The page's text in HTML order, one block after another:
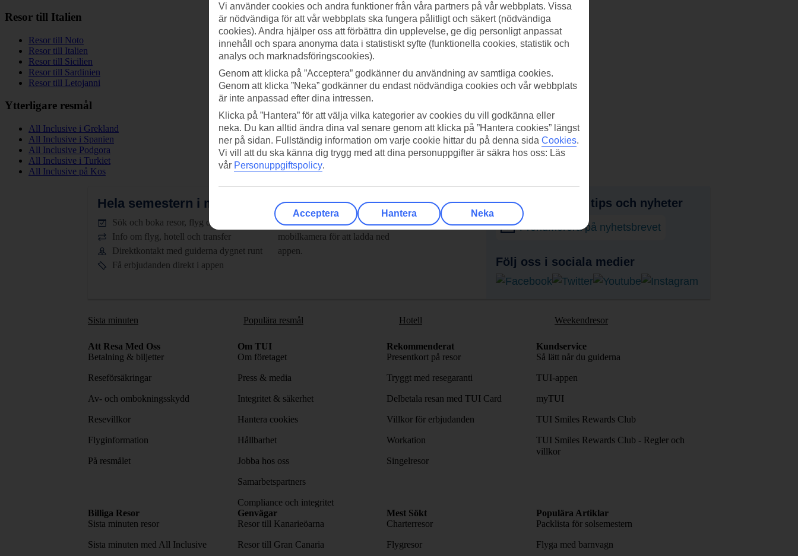
Resor till Italien
Resor till Noto
Resor till Italien
Resor till Sicilien
Resor till Sardinien
Resor till Letojanni
Ytterligare resmål
All Inclusive i Grekland
All Inclusive i Spanien
All Inclusive Podgora
All Inclusive i Turkiet
All Inclusive på Kos
Hela semestern i mobilen. Ladda ner TUI-appen idag!
Sök och boka resor, flyg och hotell
Info om flyg, hotell och transfer
Direktkontakt med guiderna dygnet runt
Få erbjudanden direkt i appen
Scanna QR-koden med din
mobilkamera för att ladda ned
appen.
Få erbjudanden, tips och nyheter
Prenumerera på nyhetsbrevet
Följ oss i sociala medier
Sista minuten Populära resmål Hotell Weekendresor
Att Resa Med Oss
Betalning & biljetter
Reseförsäkringar
Av- och ombokningsskydd
Resevillkor
Flyginformation
På resmålet
Om TUI
Om företaget
Press & media
Integritet & säkerhet
Hantera cookies
Hållbarhet
Jobba hos oss
Samarbetspartners
Compliance och integritet
Rekommenderat
Presentkort på resor
Tryggt med resegaranti
Delbetala resan med TUI Card
Villkor för erbjudanden
Workation
Singelresor
Kundservice
Så lätt når du guiderna
TUI-appen
myTUI
TUI Smiles Rewards Club
TUI Smiles Rewards Club - Regler och
villkor
Billiga Resor
Sista minuten resor
Sista minuten med All Inclusive
Genvägar
Resor till Kanarieöarna
Resor till Gran Canaria
Mest Sökt
Charterresor
Flygresor
Populära Artiklar
Packlista för solsemestern
Flyga med barnvagn
Vi använder cookies och andra funktioner från våra partners på vår webbplats. Vissa
är nödvändiga för att vår webbplats ska fungera pålitligt och säkert (nödvändiga
cookies). Andra hjälper oss att förbättra din upplevelse, ge dig personligt anpassat
innehåll och spara anonyma data i statistiskt syfte (funktionella cookies, statistik och
analys och marknadsföringscookies).
Genom att klicka på ”Acceptera” godkänner du användning av samtliga cookies.
Genom att klicka ”Neka” godkänner du endast nödvändiga cookies och vår webbplats
är inte anpassad efter dina intressen.
Klicka på ”Hantera” för att välja vilka kategorier av cookies du vill godkänna eller
neka. Du kan alltid ändra dina val senare genom att klicka på ”Hantera cookies” längst
ner på sidan. Fullständig information om varje cookie hittar du på denna sida Cookies.
Vi vill att du ska känna dig trygg med att dina personuppgifter är säkra hos oss: Läs
vår Personuppgiftspolicy.
Acceptera Hantera Neka